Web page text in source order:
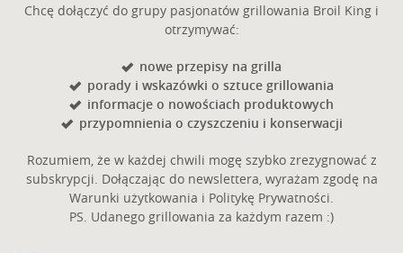
Chcę dołączyć do grupy pasjonatów grillowania Broil King i
otrzymywać:
nowe przepisy na grilla
porady i wskazówki o sztuce grillowania
informacje o nowościach produktowych
przypomnienia o czyszczeniu i konserwacji
Rozumiem, że w każdej chwili mogę szybko zrezygnować z
subskrypcji. Dołączając do newslettera, wyrażam zgodę na
Warunki użytkowania i Politykę Prywatności.
PS. Udanego grillowania za każdym razem :)